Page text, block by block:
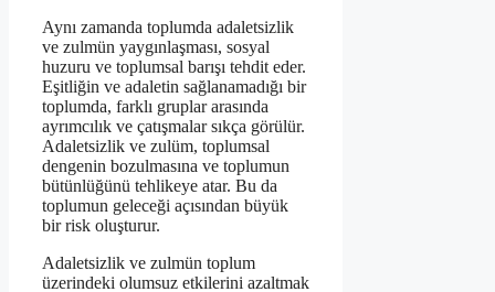
Aynı zamanda toplumda adaletsizlik
ve zulmün yaygınlaşması, sosyal
huzuru ve toplumsal barışı tehdit eder.
Eşitliğin ve adaletin sağlanamadığı bir
toplumda, farklı gruplar arasında
ayrımcılık ve çatışmalar sıkça görülür.
Adaletsizlik ve zulüm, toplumsal
dengenin bozulmasına ve toplumun
bütünlüğünü tehlikeye atar. Bu da
toplumun geleceği açısından büyük
bir risk oluşturur.
Adaletsizlik ve zulmün toplum
üzerindeki olumsuz etkilerini azaltmak